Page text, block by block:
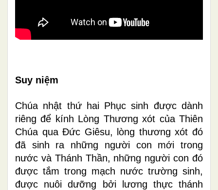
Suy niệm
Chúa nhật thứ hai Phục sinh được dành
riêng để kính Lòng Thương xót của Thiên
Chúa qua Đức Giêsu, lòng thương xót đó
đã sinh ra những người con mới trong
nước và Thánh Thần, những người con đó
được tắm trong mạch nước trường sinh,
được nuôi dưỡng bởi lương thực thánh